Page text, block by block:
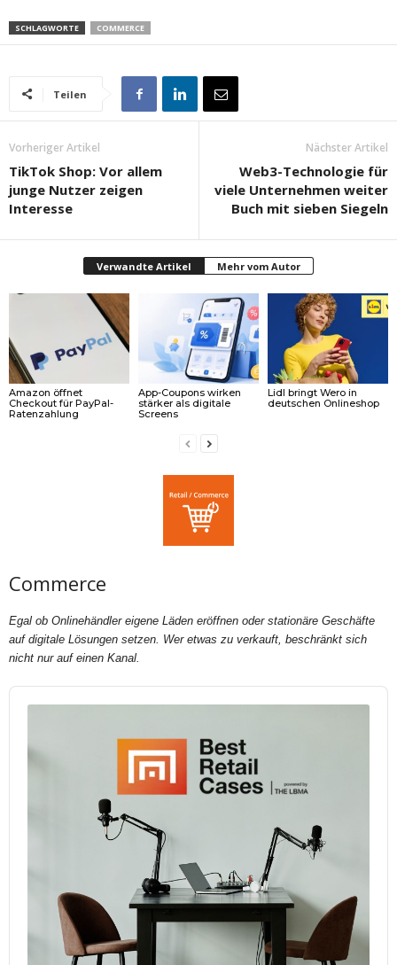
SCHLAGWORTE COMMERCE
Teilen
Vorheriger Artikel
TikTok Shop: Vor allem
junge Nutzer zeigen
Interesse
Nächster Artikel
Web3-Technologie für
viele Unternehmen weiter
Buch mit sieben Siegeln
Verwandte Artikel Mehr vom Autor
Amazon öffnet
Checkout für PayPal-
Ratenzahlung
App-Coupons wirken
stärker als digitale
Screens
Lidl bringt Wero in
deutschen Onlineshop
Commerce
Egal ob Onlinehändler eigene Läden eröffnen oder stationäre Geschäfte
auf digitale Lösungen setzen. Wer etwas zu verkauft, beschränkt sich
nicht nur auf einen Kanal.
Audio
Player